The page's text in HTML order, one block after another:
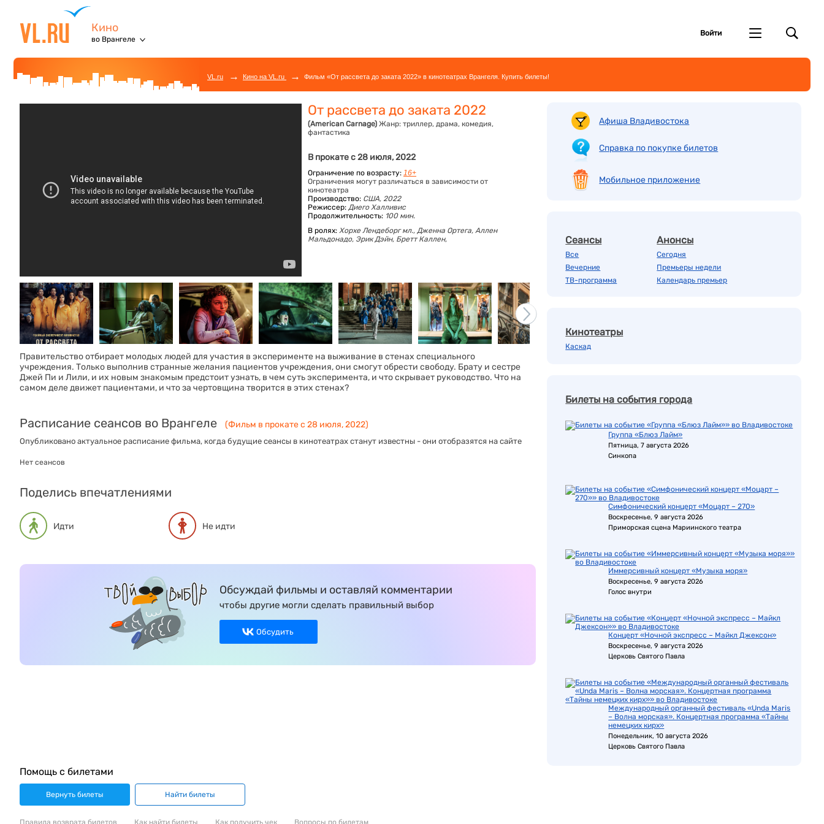
Кино
во Врангеле
Войти
VL.ru → Кино на VL.ru → Фильм «От рассвета до заката 2022» в кинотеатрах Врангеля. Купить билеты!
От рассвета до заката 2022
(American Carnage) Жанр: триллер, драма, комедия,
фантастика
В прокате с 28 июля, 2022
Ограничение по возрасту: 16+
Ограничения могут различаться в зависимости от
кинотеатра
Производство: США, 2022
Режиссер: Диего Халливис
Продолжительность: 100 мин.
В ролях: Хорхе Лендеборг мл., Дженна Ортега, Аллен
Мальдонадо, Эрик Дэйн, Бретт Каллен,
Правительство отбирает молодых людей для участия в эксперименте на выживание в стенах специального
учреждения. Только выполнив странные желания пациентов учреждения, они смогут обрести свободу. Брату и сестре
Джей Пи и Лили, и их новым знакомым предстоит узнать, в чем суть эксперимента, и что скрывает руководство. Что на
самом деле движет пациентами, и что за чертовщина творится в этих стенах?
Расписание сеансов во Врангеле (Фильм в прокате с 28 июля, 2022)
Опубликовано актуальное расписание фильма, когда будущие сеансы в кинотеатрах станут известны - они отобразятся на сайте
Нет сеансов
Поделись впечатлениями
Идти Не идти
Обсуждай фильмы и оставляй комментарии
чтобы другие могли сделать правильный выбор
Обсудить
Афиша Владивостока
Справка по покупке билетов
Мобильное приложение
Сеансы
Все
Вечерние
ТВ-программа
Анонсы
Сегодня
Премьеры недели
Календарь премьер
Кинотеатры
Каскад
Билеты на события города
Группа «Блюз Лайм»
Пятница, 7 августа 2026
Синкопа
Симфонический концерт «Моцарт – 270»
Воскресенье, 9 августа 2026
Приморская сцена Мариинского театра
Иммерсивный концерт «Музыка моря»
Воскресенье, 9 августа 2026
Голос внутри
Концерт «Ночной экспресс – Майкл Джексон»
Воскресенье, 9 августа 2026
Церковь Святого Павла
Международный органный фестиваль «Unda Maris
– Волна морская». Концертная программа «Тайны
немецких кирх»
Понедельник, 10 августа 2026
Церковь Святого Павла
Помощь с билетами
Вернуть билеты Найти билеты
Правила возврата билетов Как найти билеты Как получить чек Вопросы по билетам